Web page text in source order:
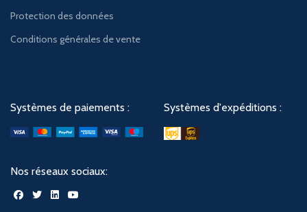
Protection des données
Conditions générales de vente
Systèmes de paiements : Systèmes d'expéditions :
Nos réseaux sociaux: